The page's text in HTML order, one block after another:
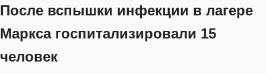
После вспышки инфекции в лагере
Маркса госпитализировали 15
человек